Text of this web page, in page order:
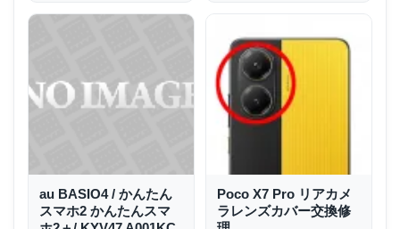
au BASIO4 / かんたん
スマホ2 かんたんスマ
Poco X7 Pro リアカメ
ラレンズカバー交換修